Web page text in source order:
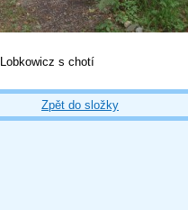
s chotí
Zpět do složky